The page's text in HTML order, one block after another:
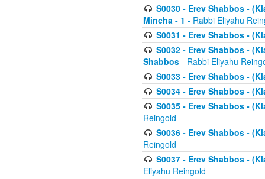
S0030 - Erev Shabbos -
Mincha - 1 - Rabbi Eliyahu
S0031 - Erev Shabbos -
S0032 - Erev Shabbos -
Shabbos - Rabbi Eliyahu
S0033 - Erev Shabbos -
S0034 - Erev Shabbos -
S0035 - Erev Shabbos -
Reingold
S0036 - Erev Shabbos -
Reingold
S0037 - Erev Shabbos -
Eliyahu Reingold